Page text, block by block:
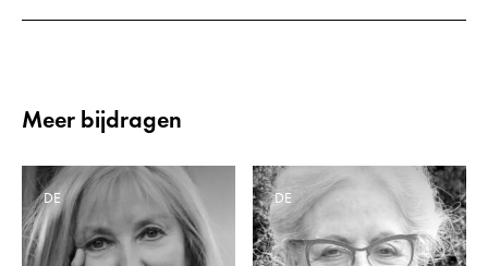
Meer bijdragen
DE DE